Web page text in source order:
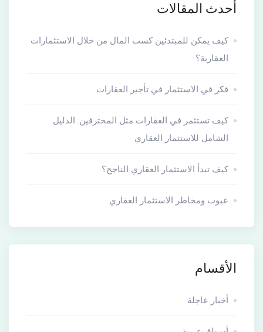
أحدث المقالات
كيف يمكن للمبتدئين كسب المال من خلال الاستثمارات
العقارية؟
فكر في الاستثمار في تأجير العقارات
كيف تستثمر في العقارات مثل المحترفين: الدليل
الشامل للاستثمار العقاري
كيف تبدأ الاستثمار العقاري الناجح؟
عيوب ومخاطر الاستثمار العقاري
الأقسام
أخبار عاجلة